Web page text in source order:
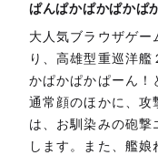
ぱんぱかぱかぱかぱ
大人気ブラウザゲー
り、高雄型重巡洋
かぱかぱかぱーん！
通常顔のほかに、攻
は、お馴染みの砲撃
します。また、艦